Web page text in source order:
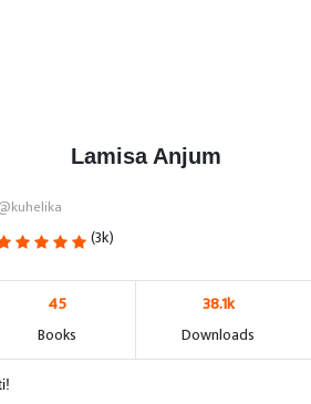
Lamisa Anjum
(3k)
45
Books
38.1k
Downloads